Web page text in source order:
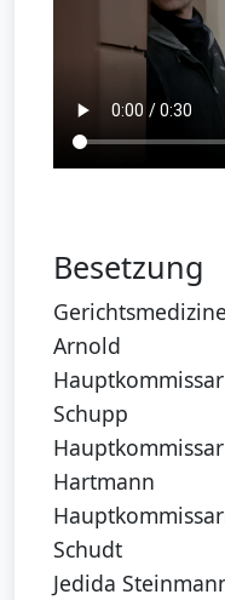
Besetzung
Arnold
Schupp
Hartmann
Schudt
Jedida